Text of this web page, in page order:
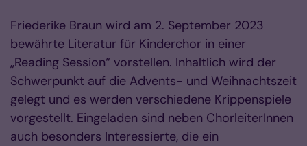
Friederike Braun wird am 2. September 2023
bewährte Literatur für Kinderchor in einer
„Reading Session“ vorstellen. Inhaltlich wird der
Schwerpunkt auf die Advents- und Weihnachtszeit
gelegt und es werden verschiedene Krippenspiele
vorgestellt. Eingeladen sind neben ChorleiterInnen
auch besonders Interessierte, die ein